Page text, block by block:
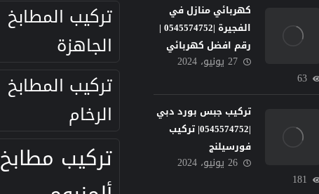
كهربائي منازل في
الفجيرة |0545574752 |
رقم افضل كهربائي
27 يونيو، 2024
63
تركيب جبس بورد دبي
|0545574752| تركيب
فورسيلنج
26 يونيو، 2024
181
تركيب المطابخ
الجاهزة
تركيب المطابخ
الرخام
تركيب مطابخ